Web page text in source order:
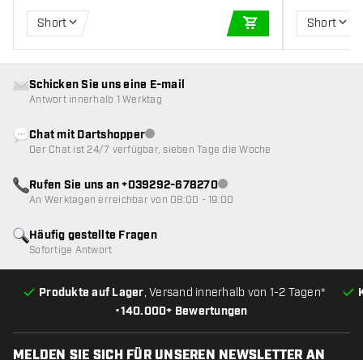
Short
IN DEN
Short
•140.000+ Bewertungen
Produkte auf Lager, Versand innerhalb von 1-2 Tagen*
Häufig gestellte Fragen
Sofortige Antwort
Schicken Sie uns eine E-mail
Antwort innerhalb 1 Werktag
Chat mit DartshopperKundenservice nicht verfügbar
Der Chat ist 24/7 verfügbar, sieben Tage die Woche
Rufen Sie uns an +039292-678270Kundenservice nicht
An Werktagen erreichbar von 08:00 - 19:00
MELDEN SIE SICH FÜR UNSEREN NEWSLETTER AN